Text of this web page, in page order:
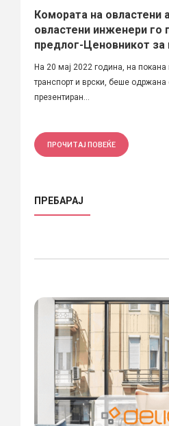
Комората на овластени
овластени инженери го
предлог-Ценовникот за
На 20 мај 2022 година, на
транспорт и врски, беше
презентиран...
ПРОЧИТАЈ ПОВЕЌЕ
ПРЕБАРАЈ